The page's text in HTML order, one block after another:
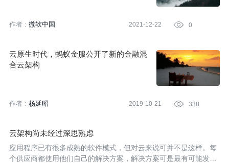
作者 : 微软中国 2021-12-22  0
云原生时代，蚂蚁金服公开了新的金融混
合云架构
作者 : 杨延昭 2019-10-21  338
云架构尚未经过深思熟虑
应用程序已有很多成熟的软件模式，但对云来说可并不是这样。每
个供应商都使用他们自己的解决方案，解决方案可是最有可能发生